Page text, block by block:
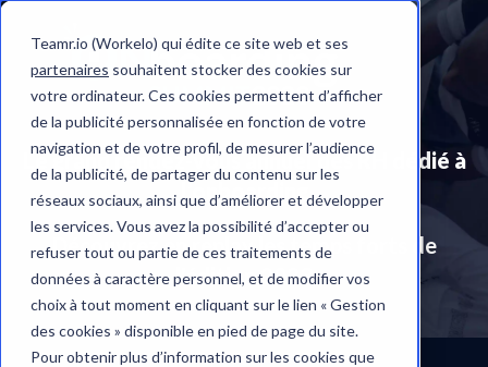
Teamr.io (Workelo) qui édite ce site web et ses
partenaires souhaitent stocker des cookies sur
votre ordinateur. Ces cookies permettent d’afficher
de la publicité personnalisée en fonction de votre
navigation et de votre profil, de mesurer l’audience
de la publicité, de partager du contenu sur les
réseaux sociaux, ainsi que d’améliorer et développer
les services. Vous avez la possibilité d’accepter ou
refuser tout ou partie de ces traitements de
données à caractère personnel, et de modifier vos
choix à tout moment en cliquant sur le lien « Gestion
des cookies » disponible en pied de page du site.
Pour obtenir plus d’information sur les cookies que
Le grand rendez-vous annuel des RH dédié à
l’onboarding
Découvrez en replay les temps forts de
l'édition 2023